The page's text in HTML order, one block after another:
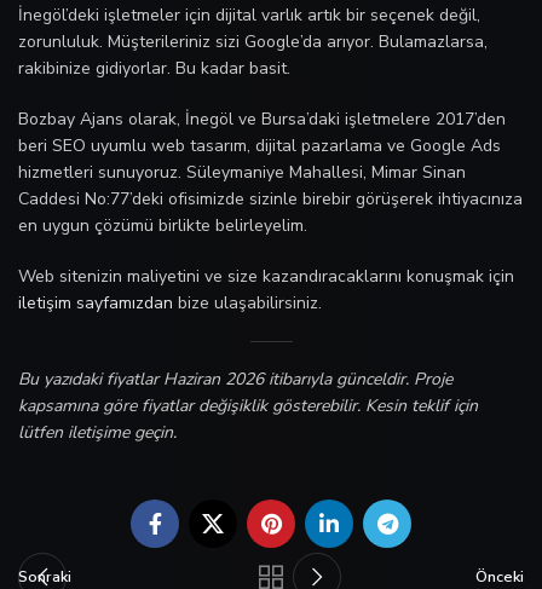
İnegöl’deki işletmeler için dijital varlık artık bir seçenek değil,
zorunluluk. Müşterileriniz sizi Google’da arıyor. Bulamazlarsa,
rakibinize gidiyorlar. Bu kadar basit.
Bozbay Ajans olarak, İnegöl ve Bursa’daki işletmelere 2017’den
beri SEO uyumlu web tasarım, dijital pazarlama ve Google Ads
hizmetleri sunuyoruz. Süleymaniye Mahallesi, Mimar Sinan
Caddesi No:77’deki ofisimizde sizinle birebir görüşerek ihtiyacınıza
en uygun çözümü birlikte belirleyelim.
Web sitenizin maliyetini ve size kazandıracaklarını konuşmak için
iletişim sayfamızdan bize ulaşabilirsiniz.
Bu yazıdaki fiyatlar Haziran 2026 itibarıyla günceldir. Proje
kapsamına göre fiyatlar değişiklik gösterebilir. Kesin teklif için
lütfen iletişime geçin.
Sonraki Önceki